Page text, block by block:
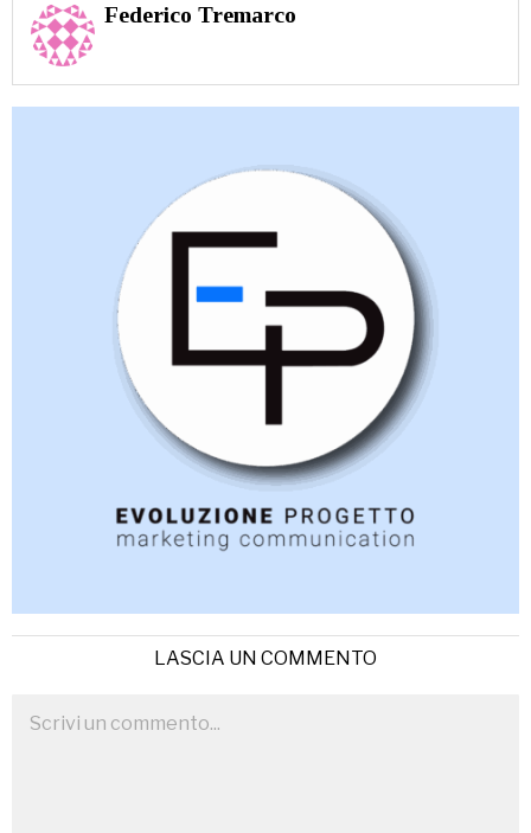
Federico Tremarco
LASCIA UN COMMENTO